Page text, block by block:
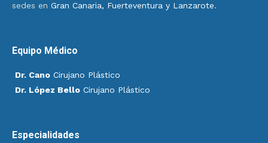
sedes en Gran Canaria, Fuerteventura y Lanzarote.
Equipo Médico
Dr. Cano Cirujano Plástico
Dr. López Bello Cirujano Plástico
Especialidades